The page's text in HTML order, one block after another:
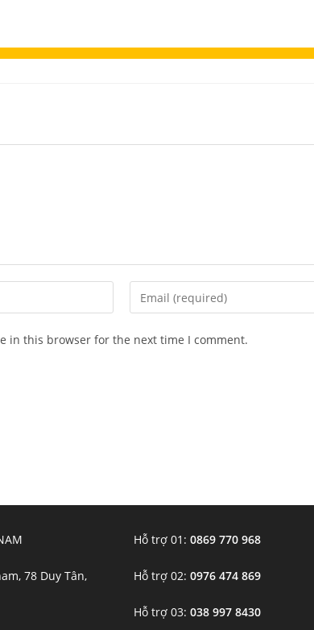
Enter
your
in this browser for the next time I comment.
78 Duy Tân,
Hỗ trợ 01:0869 770 968
Hỗ trợ 02:0976 474 869
Hỗ trợ 03:038 997 8430